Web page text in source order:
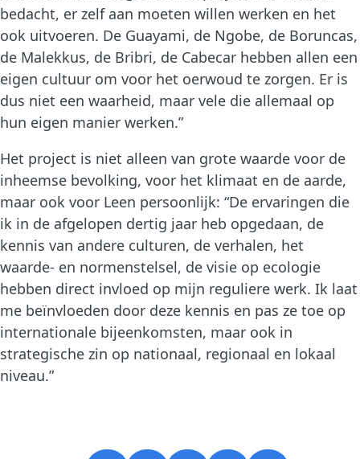
bedacht, er zelf aan moeten willen werken en het
ook uitvoeren. De Guayami, de Ngobe, de Boruncas,
de Malekkus, de Bribri, de Cabecar hebben allen een
eigen cultuur om voor het oerwoud te zorgen. Er is
dus niet een waarheid, maar vele die allemaal op
hun eigen manier werken.”
Het project is niet alleen van grote waarde voor de
inheemse bevolking, voor het klimaat en de aarde,
maar ook voor Leen persoonlijk: “De ervaringen die
ik in de afgelopen dertig jaar heb opgedaan, de
kennis van andere culturen, de verhalen, het
waarde- en normenstelsel, de visie op ecologie
hebben direct invloed op mijn reguliere werk. Ik laat
me beïnvloeden door deze kennis en pas ze toe op
internationale bijeenkomsten, maar ook in
strategische zin op nationaal, regionaal en lokaal
niveau.”